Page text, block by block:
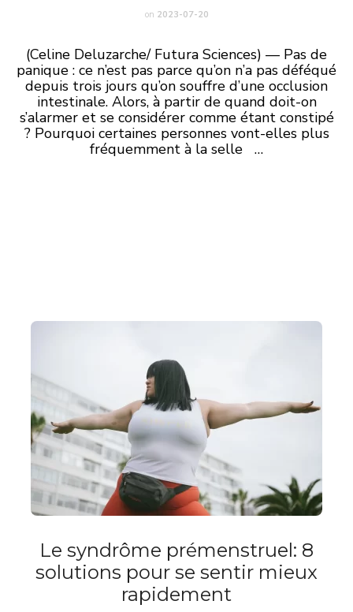
on 2023-07-20
(Celine Deluzarche/ Futura Sciences) — Pas de
panique : ce n’est pas parce qu’on n’a pas déféqué
depuis trois jours qu’on souffre d’une occlusion
intestinale. Alors, à partir de quand doit-on
s’alarmer et se considérer comme étant constipé
? Pourquoi certaines personnes vont-elles plus
fréquemment à la selle …
Le syndrôme prémenstruel: 8
solutions pour se sentir mieux
rapidement